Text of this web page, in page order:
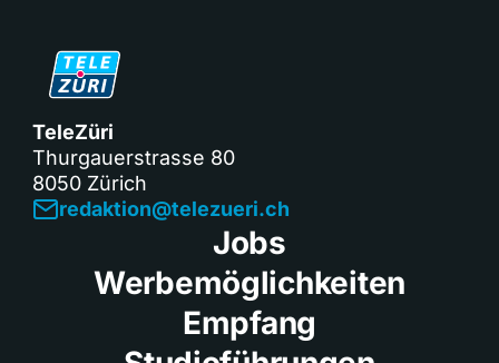
TeleZüri
Thurgauerstrasse 80
8050 Zürich
redaktion@telezueri.ch
Jobs
Werbemöglichkeiten
Empfang